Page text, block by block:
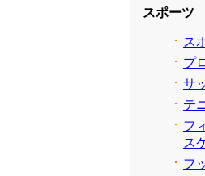
スポーツ
ス
プ
サ
テ
フ
ス
フ